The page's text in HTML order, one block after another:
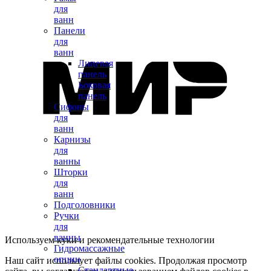
для
ванн
Панели
для
ванн
Лицевая
панель
Боковая
панель
Сифоны
для
ванн
Карнизы
для
ванны
Шторки
для
ванн
Подголовники
Ручки
для
ванны
Гидромассажные
опции
Используем куки и рекомендательные технологии
Наш сайт использует файлы cookies. Продолжая просмотр